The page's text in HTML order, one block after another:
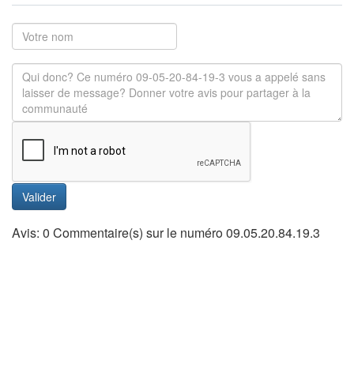
Valider
Avis: 0 Commentaire(s) sur le numéro 09.05.20.84.19.3